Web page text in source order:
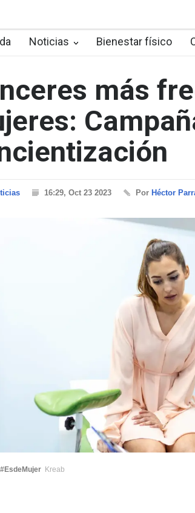
Noticias Bienestar físico
más
16:29, Oct 23 2023 Por Héctor
Kreab